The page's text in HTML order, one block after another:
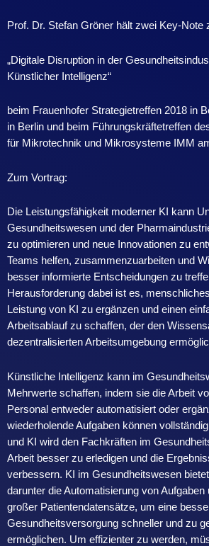
Prof. Dr. Stefan Gröner hält zwei Key-Note
„Digitale Disruption in der
Künstlicher Intelligenz“
beim Frauenhofer Strategietreffen 2018 in
in Berlin und beim Führungskräftetreffen
für Mikrotechnik und Mikrosysteme IMM
Zum Vortrag:
Die Leistungsfähigkeit moderner KI kann
Gesundheitswesen und der
zu optimieren und neue Innovationen zu
Teams helfen, zusammenzuarbeiten und
besser informierte Entscheidungen zu
Herausforderung dabei ist es,
Leistung von KI zu ergänzen und einen
Arbeitsablauf zu schaffen, der den
dezentralisierten Arbeitsumgebung
Künstliche Intelligenz kann im
Mehrwerte schaffen, indem sie die Arbeit
Personal entweder automatisiert oder
wiederholende Aufgaben können
und KI wird den Fachkräften im
Arbeit besser zu erledigen und die
verbessern. KI im Gesundheitswesen
darunter die Automatisierung von Aufgaben
großer Patientendatensätze, um eine
Gesundheitsversorgung schneller und zu
ermöglichen. Um effizienter zu werden,